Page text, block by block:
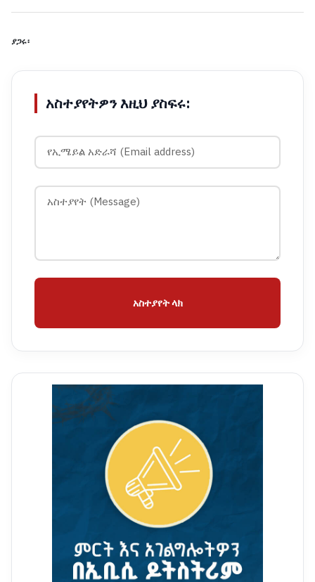
ያጋሩ፡
አስተያየትዎን እዚህ ያስፍሩ:
አስተያየት ላክ